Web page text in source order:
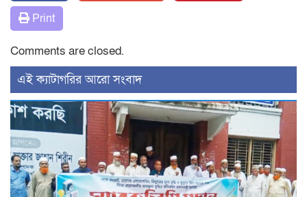
Print
Comments are closed.
‍এই ক্যাটাগরির ‍আরো সংবাদ